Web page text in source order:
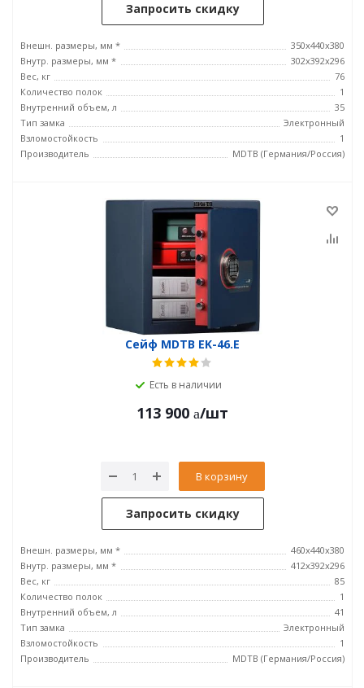
Запросить скидку
Внешн. размеры, мм *
350x440x380
Внутр. размеры, мм *
302x392x296
Вес, кг
76
Количество полок
1
Внутренний объем, л
35
Тип замка
Электронный
Взломостойкость
1
Производитель
MDTB (Германия/Россия)
Сейф MDTB EK-46.E
Есть в наличии
113 900 /шт
В корзину
Запросить скидку
Внешн. размеры, мм *
460x440x380
Внутр. размеры, мм *
412x392x296
Вес, кг
85
Количество полок
1
Внутренний объем, л
41
Тип замка
Электронный
Взломостойкость
1
Производитель
MDTB (Германия/Россия)